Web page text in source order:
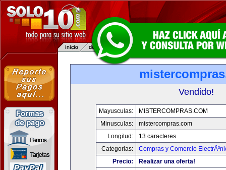
Vendido!
Mayusculas:
MISTERCOMPRAS.COM
Minusculas:
mistercompras.com
Longitud:
13 caracteres
Categorias:
Compras y Comercio
Precio:
Realizar una oferta!